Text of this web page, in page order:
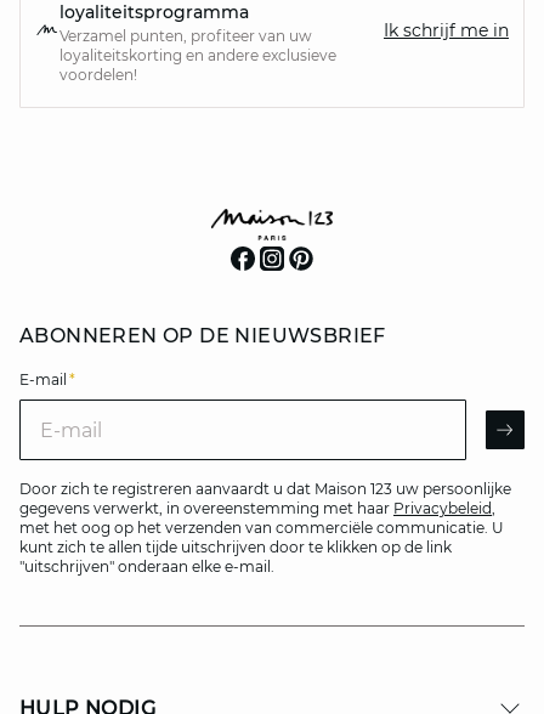
loyaliteitsprogramma
Verzamel punten, profiteer van uw
loyaliteitskorting en andere exclusieve
voordelen!
Ik schrijf me in
ABONNEREN OP DE NIEUWSBRIEF
E-mail *
Door zich te registreren aanvaardt u dat Maison 123 uw persoonlijke
gegevens verwerkt, in overeenstemming met haar Privacybeleid,
met het oog op het verzenden van commerciële communicatie. U
kunt zich te allen tijde uitschrijven door te klikken op de link
"uitschrijven" onderaan elke e-mail.
HULP NODIG